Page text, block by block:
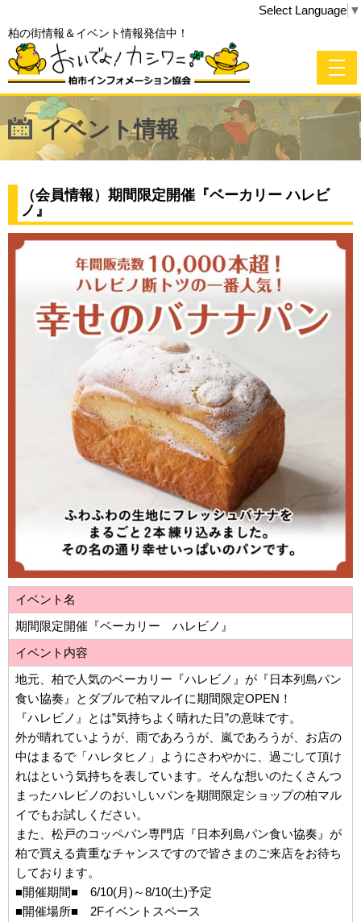
柏の街情報＆イベント情報発信中！
Select Language ▼
イベント情報
（会員情報）期間限定開催『ベーカリー ハレビ
ノ』
イベント名
期間限定開催『ベーカリー ハレビノ』
イベント内容
地元、柏で人気のベーカリー『ハレビノ』が『日本列島パン
食い協奏』とダブルで柏マルイに期間限定OPEN！
『ハレビノ』とは”気持ちよく晴れた日”の意味です。
外が晴れていようが、雨であろうが、嵐であろうが、お店の
中はまるで「ハレタヒノ」ようにさわやかに、過ごして頂け
れはという気持ちを表しています。そんな想いのたくさんつ
まったハレビノのおいしいパンを期間限定ショップの柏マル
イでもお試しください。
また、松戸のコッペパン専門店『日本列島パン食い協奏』が
柏で買える貴重なチャンスですので皆さまのご来店をお待ち
しております。
■開催期間■ 6/10(月)～8/10(土)予定
■開催場所■ 2Fイベントスペース